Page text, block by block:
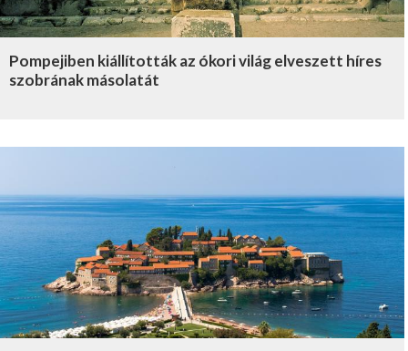
Pompejiben kiállították az ókori világ elveszett híres
szobrának másolatát